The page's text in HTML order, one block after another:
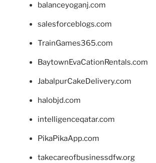
balanceyoganj.com
salesforceblogs.com
TrainGames365.com
BaytownEvaCationRentals.com
JabalpurCakeDelivery.com
halobjd.com
intelligenceqatar.com
PikaPikaApp.com
takecareofbusinessdfw.org